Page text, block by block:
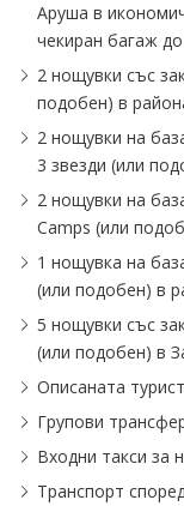
Аруша в
чекиран багаж
2 нощувки със
подобен) в
2 нощувки на
3 звезди (или
2 нощувки на
Camps (или
1 нощувка на
(или подобен) в
5 нощувки със
(или подобен) в
Описаната
Групови
Входни такси за
Транспорт